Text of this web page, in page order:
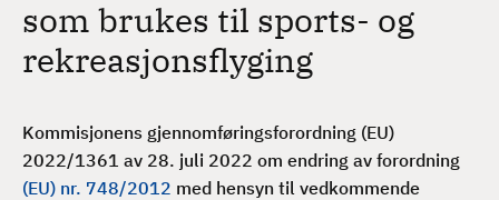
som brukes til sports- og
rekreasjonsflyging
Kommisjonens gjennomføringsforordning (EU)
2022/1361 av 28. juli 2022 om endring av forordning
(EU) nr. 748/2012 med hensyn til vedkommende